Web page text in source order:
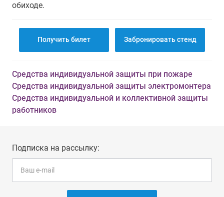
обиходе.
Получить билет Забронировать стенд
Средства индивидуальной защиты при пожаре
Средства индивидуальной защиты электромонтера
Средства индивидуальной и коллективной защиты
работников
Подписка на рассылку: